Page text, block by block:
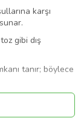
karşı
gibi dış
tanır; böylece